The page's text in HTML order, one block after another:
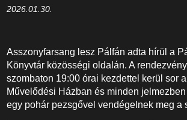
2026.01.30.
Asszonyfarsang lesz Pálfán adta hírül a
Könyvtár közösségi oldalán. A
szombaton 19:00 órai kezdettel kerül sor
Művelődési Házban és minden
egy pohár pezsgővel vendégelnek meg a